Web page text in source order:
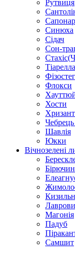
Рутвиця
Синюха
Сідач
Сон-
Флокси
Хости
Шавлія
Юкки
Вічнозелені
Магонія
Падуб
Самшит